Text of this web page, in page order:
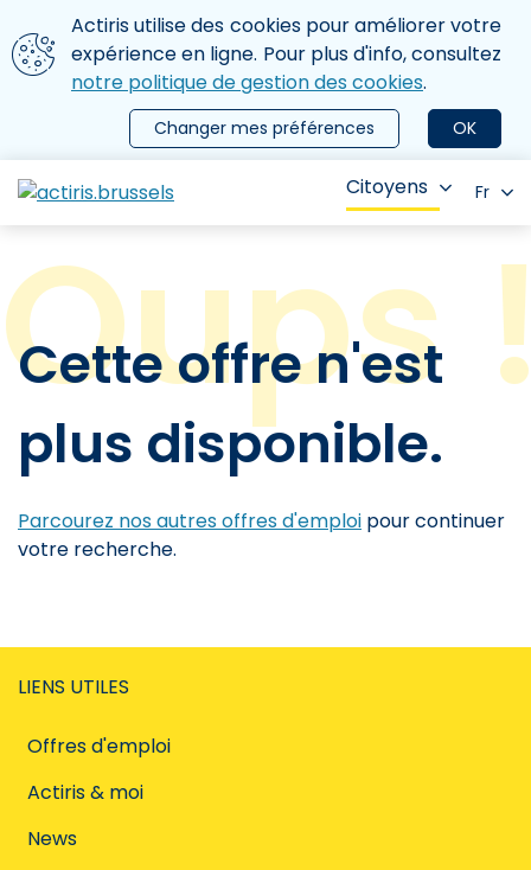
Aller au contenu principal
Nous utilisons des cookies
Actiris utilise des cookies pour améliorer votre
expérience en ligne. Pour plus d'info, consultez
notre politique de gestion des cookies.
OK
Changer mes préférences
le menu
Citoyens Fr
Cette offre n'est
plus disponible.
Parcourez nos autres offres d'emploi pour continuer
votre recherche.
LIENS UTILES
Offres d'emploi
Actiris & moi
News